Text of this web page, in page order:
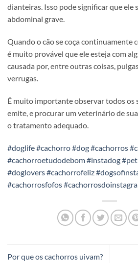
dianteiras. Isso pode significar que ele
abdominal grave.
Quando o cão se coça continuamente
é muito provável que ele esteja com
causada por, entre outras coisas,
verrugas.
É muito importante observar todos os
emite, e procurar um veterinário de
o tratamento adequado.
#doglife#cachorro#dog#cachorros
#cachorroetudodebom#instadog#pet
#doglovers#cachorrofeliz
#cachorrosfofos
Por que os cachorros uivam?